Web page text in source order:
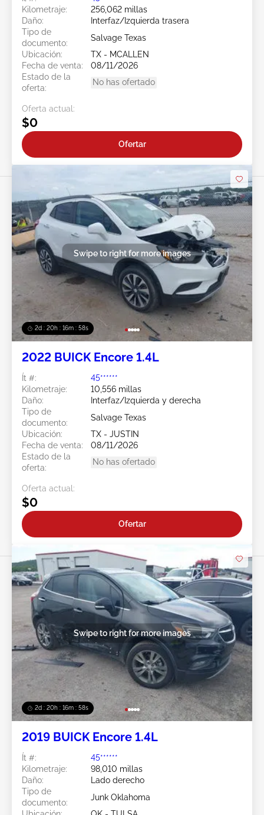
Kilometraje:
256,062 millas
Daño:
Interfaz/Izquierda trasera
Tipo de
documento:
Salvage Texas
Ubicación:
TX - MCALLEN
Fecha de venta:
08/11/2026
Estado de la
oferta:
No has ofertado
Oferta actual:
$0
Ofertar
2d : 20h : 16m : 55s
Swipe to right for more images
2022 BUICK Encore 1.4L
Ít #:
45******
Kilometraje:
10,556 millas
Daño:
Interfaz/Izquierda y derecha
Tipo de
documento:
Salvage Texas
Ubicación:
TX - JUSTIN
Fecha de venta:
08/11/2026
Estado de la
oferta:
No has ofertado
Oferta actual:
$0
Ofertar
2d : 20h : 16m : 55s
Swipe to right for more images
2019 BUICK Encore 1.4L
Ít #:
45******
Kilometraje:
98,010 millas
Daño:
Lado derecho
Tipo de
documento:
Junk Oklahoma